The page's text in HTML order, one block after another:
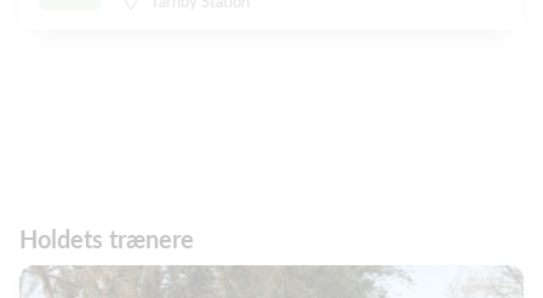
Holdets trænere